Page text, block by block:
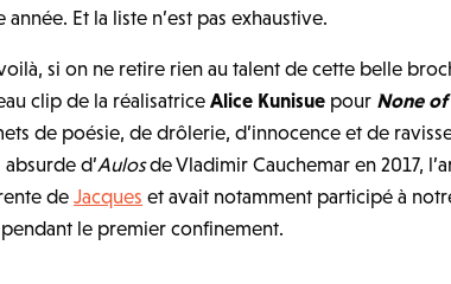
année. Et la liste n’est pas exhaustive.
si on ne retire rien au talent de cette belle
clip de la réalisatriceAlice Kunisue pour None
de poésie, de drôlerie, d’innocence et de
d’Aulosde Vladimir Cauchemar en 2017,
deJacques et avait notamment participé à
pendant le premier confinement.